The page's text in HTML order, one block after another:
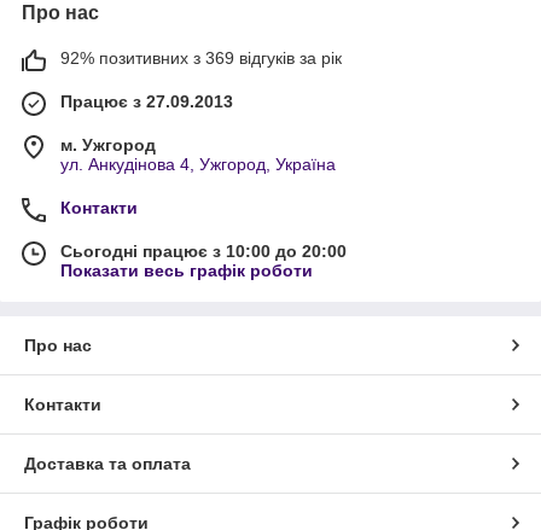
Про нас
92% позитивних з 369 відгуків за рік
Працює з 27.09.2013
м. Ужгород
ул. Анкудінова 4, Ужгород, Україна
Контакти
Сьогодні працює з 10:00 до 20:00
Показати весь графік роботи
Про нас
Контакти
Доставка та оплата
Графік роботи